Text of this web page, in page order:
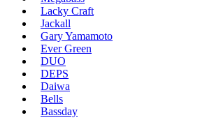
Lacky Craft
Jackall
Gary Yamamoto
Ever Green
DUO
DEPS
Daiwa
Bells
Bassday